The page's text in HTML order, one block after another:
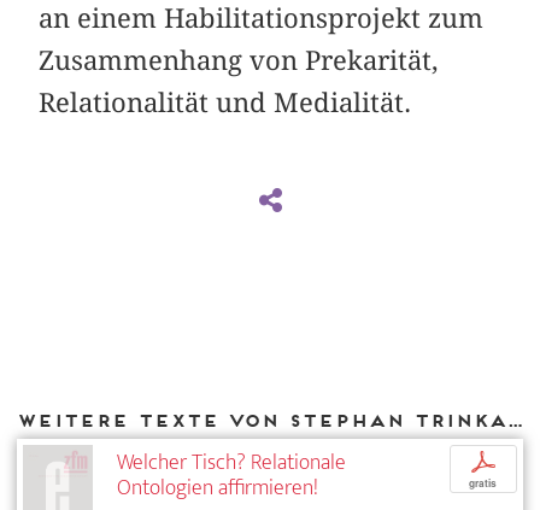
an einem Habilitationsprojekt zum
Zusammenhang von Prekarität,
Relationalität und Medialität.
Weitere Texte von Stephan Trinkaus bei DIAPHANES
Welcher Tisch? Relationale
Ontologien affirmieren!
p
gratis